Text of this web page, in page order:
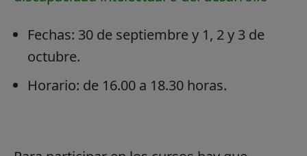
Fechas: 30 de septiembre y 1, 2 y 3 de
octubre.
Horario: de 16.00 a 18.30 horas.